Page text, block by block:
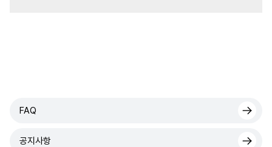
FAQ
공지사항